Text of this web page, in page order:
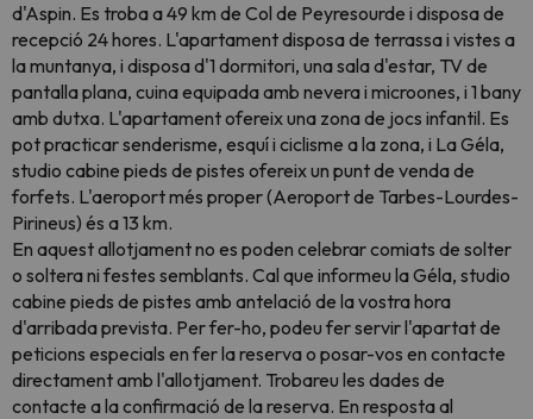
d'Aspin. Es troba a 49 km de Col de Peyresourde i disposa de
recepció 24 hores. L'apartament disposa de terrassa i vistes a
la muntanya, i disposa d'1 dormitori, una sala d'estar, TV de
pantalla plana, cuina equipada amb nevera i microones, i 1 bany
amb dutxa. L'apartament ofereix una zona de jocs infantil. Es
pot practicar senderisme, esquí i ciclisme a la zona, i La Géla,
studio cabine pieds de pistes ofereix un punt de venda de
forfets. L'aeroport més proper (Aeroport de Tarbes-Lourdes-
Pirineus) és a 13 km.
En aquest allotjament no es poden celebrar comiats de solter
o soltera ni festes semblants. Cal que informeu la Géla, studio
cabine pieds de pistes amb antelació de la vostra hora
d'arribada prevista. Per fer-ho, podeu fer servir l'apartat de
peticions especials en fer la reserva o posar-vos en contacte
directament amb l'allotjament. Trobareu les dades de
contacte a la confirmació de la reserva. En resposta al